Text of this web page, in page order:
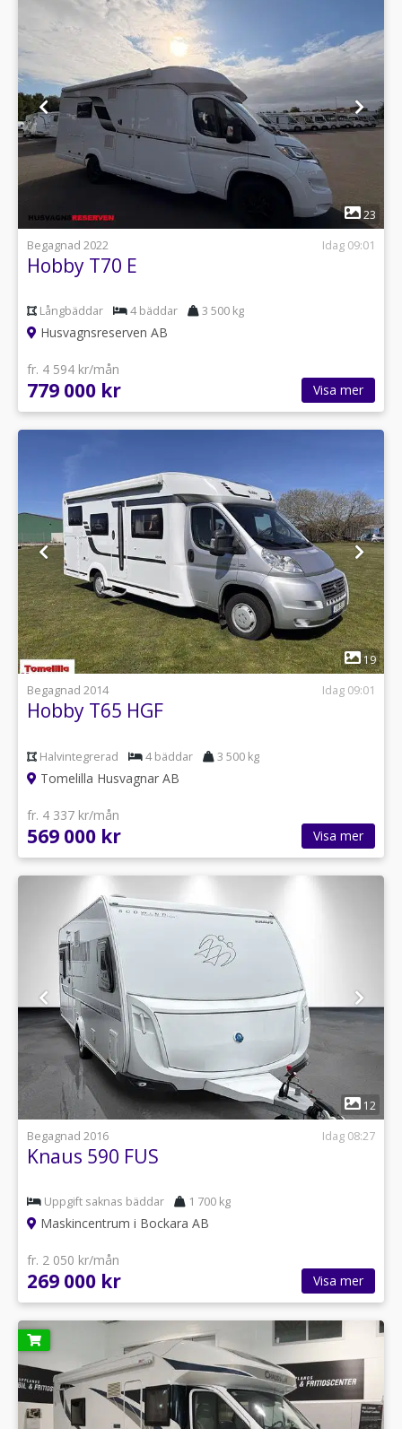
23
Begagnad 2022
Idag 09:01
Hobby T70 E
Långbäddar 4 bäddar 3 500 kg
Husvagnsreserven AB
fr. 4 594 kr/mån
779 000 kr Visa mer
1
19
Begagnad 2014
Idag 09:01
Hobby T65 HGF
Halvintegrerad 4 bäddar 3 500 kg
Tomelilla Husvagnar AB
fr. 4 337 kr/mån
569 000 kr Visa mer
12
Begagnad 2016
Idag 08:27
Knaus 590 FUS
Uppgift saknas bäddar 1 700 kg
Maskincentrum i Bockara AB
fr. 2 050 kr/mån
269 000 kr Visa mer